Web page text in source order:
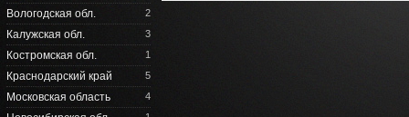
Вологодская обл. 2
Калужская обл. 3
Костромская обл. 1
Краснодарский край 5
Московская область 4